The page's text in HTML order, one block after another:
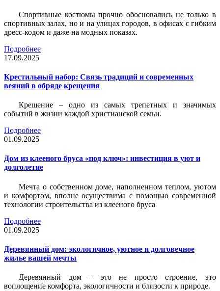
Спортивные костюмы прочно обосновались не только в
спортивных залах, но и на улицах городов, в офисах с гибким
дресс-кодом и даже на модных показах.
Подробнее
17.09.2025
Крестильный набор: Связь традиций и современных
веяний в обряде крещения
Крещение – одно из самых трепетных и значимых
событий в жизни каждой христианской семьи.
Подробнее
01.09.2025
Дом из клееного бруса «под ключ»: инвестиция в уют и
долголетие
Мечта о собственном доме, наполненном теплом, уютом
и комфортом, вполне осуществима с помощью современной
технологии строительства из клееного бруса
Подробнее
01.09.2025
Деревянный дом: экологичное, уютное и долговечное
жилье вашей мечты
Деревянный дом – это не просто строение, это
воплощение комфорта, экологичности и близости к природе.